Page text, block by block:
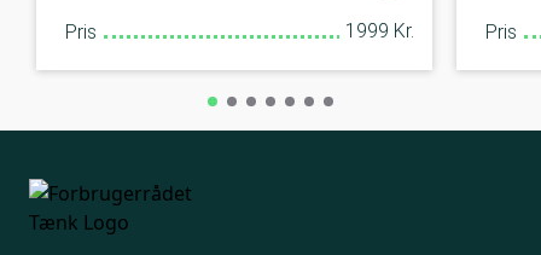
Pris 1999 Kr. Pris